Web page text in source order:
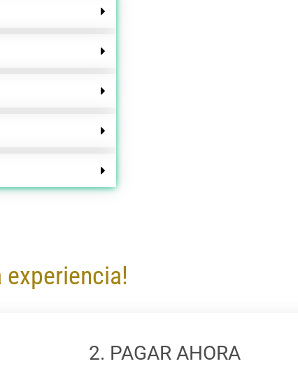
experiencia!
2. PAGAR AHORA